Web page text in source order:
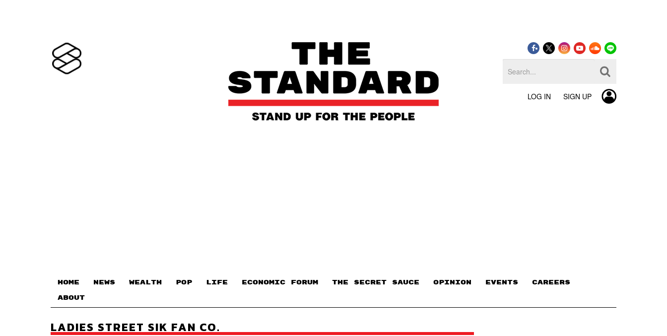
LOG IN SIGN UP
HOME NEWS WEALTH POP LIFE ECONOMIC FORUM THE SECRET SAUCE​ OPINION EVENTS CAREERS
ABOUT
LADIES STREET SIK FAN CO.